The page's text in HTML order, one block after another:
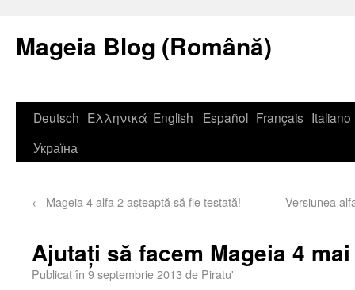
Mageia Blog (Română)
Deutsch Ελληνικά English Español Français Italiano
Україна
← Mageia 4 alfa 2 așteaptă să fie testată! Versiunea
Ajutați să facem Mageia 4
Publicat în 9 septembrie 2013 de Piratu'